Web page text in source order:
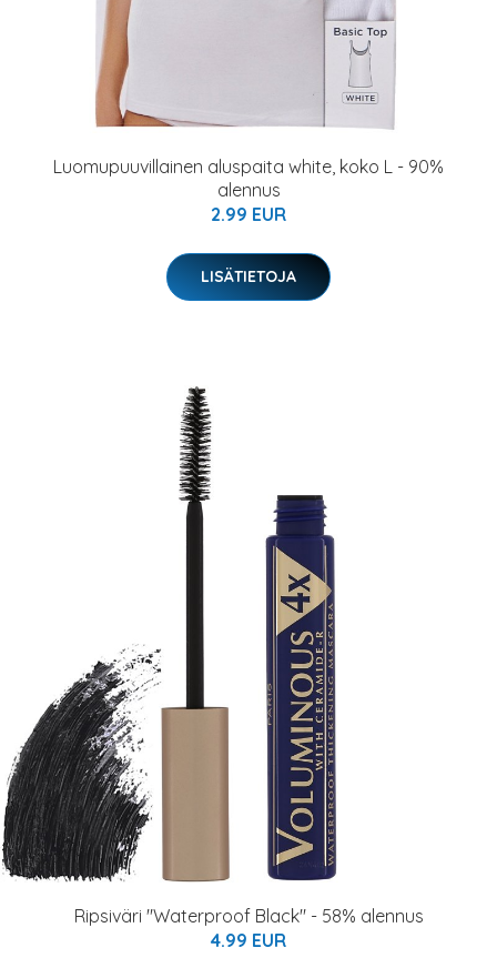
Luomupuuvillainen aluspaita white, koko L - 90%
alennus
2.99 EUR
LISÄTIETOJA
Ripsiväri "Waterproof Black" - 58% alennus
4.99 EUR